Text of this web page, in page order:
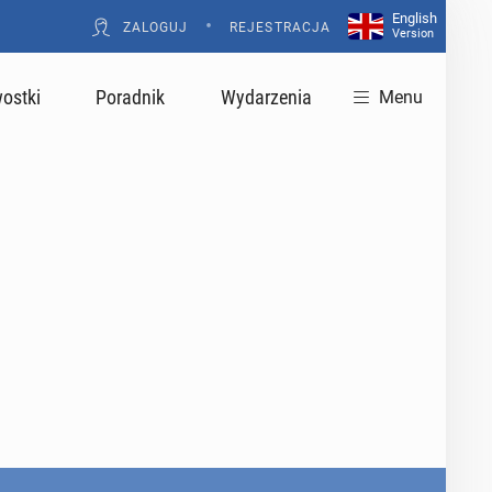
ZALOGUJ • REJESTRACJA
English
Version
Poradnik Wydarzenia Menu